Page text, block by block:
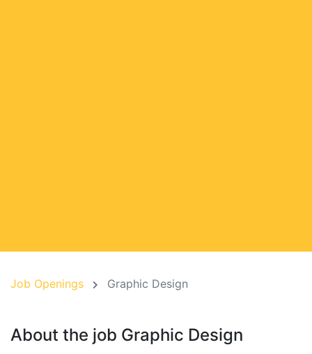
Job Openings Graphic Design
About the job Graphic Design